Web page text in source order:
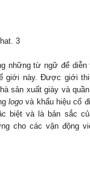
những từ ngữ để diễn
giới này. Được giới
sản xuất giày và
logo và khẩu hiệu cổ
biệt và là bản sắc
cho các vận động